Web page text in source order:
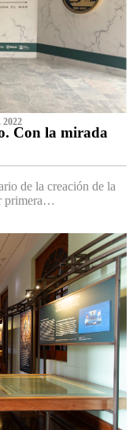
Con la mirada
de la creación de la
primera…